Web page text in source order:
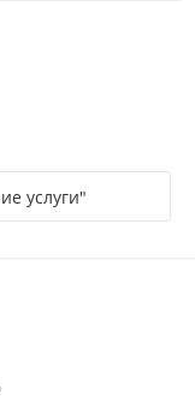
услуги"